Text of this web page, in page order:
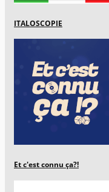
ITALOSCOPIE
Et c'est connu ça?!